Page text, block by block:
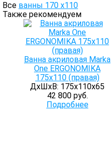
Все ванны 170 х110
Также рекомендуем
Ванна акриловая Marka
One ERGONOMIKA
175х110 (правая)
ДхШхВ: 175х110х65
42 800 руб.
Подробнее